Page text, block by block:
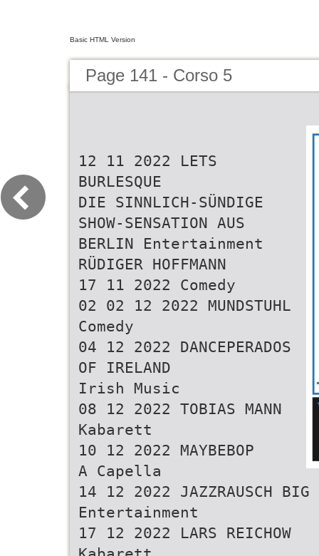
Basic HTML Version
Page 141 - Corso 5
12 11 2022 LETS
BURLESQUE
DIE SINNLICH-SÜNDIGE
SHOW-SENSATION AUS
BERLIN Entertainment
RÜDIGER HOFFMANN
17 11 2022 Comedy
02 02 12 2022 MUNDSTUHL
Comedy
04 12 2022 DANCEPERADOS
OF IRELAND
Irish Music
08 12 2022 TOBIAS MANN
Kabarett
10 12 2022 MAYBEBOP
A Capella
14 12 2022 JAZZRAUSCH BIG
Entertainment
17 12 2022 LARS REICHOW